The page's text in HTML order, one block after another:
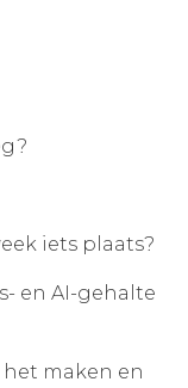
iets plaats?
en AI-gehalte
maken en